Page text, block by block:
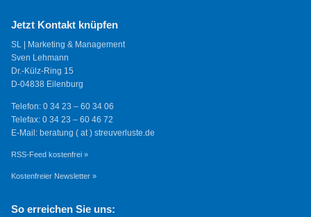
Jetzt Kontakt knüpfen
SL | Marketing & Management
Sven Lehmann
Dr.-Külz-Ring 15
D-04838 Eilenburg
Telefon: 0 34 23 – 60 34 06
Telefax: 0 34 23 – 60 46 72
E-Mail: beratung ( at ) streuverluste.de
RSS-Feed kostenfrei »
Kostenfreier Newsletter »
So erreichen Sie uns: